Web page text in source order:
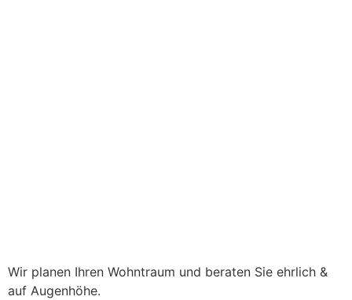
Wir planen Ihren Wohntraum und beraten Sie ehrlich &
auf Augenhöhe.